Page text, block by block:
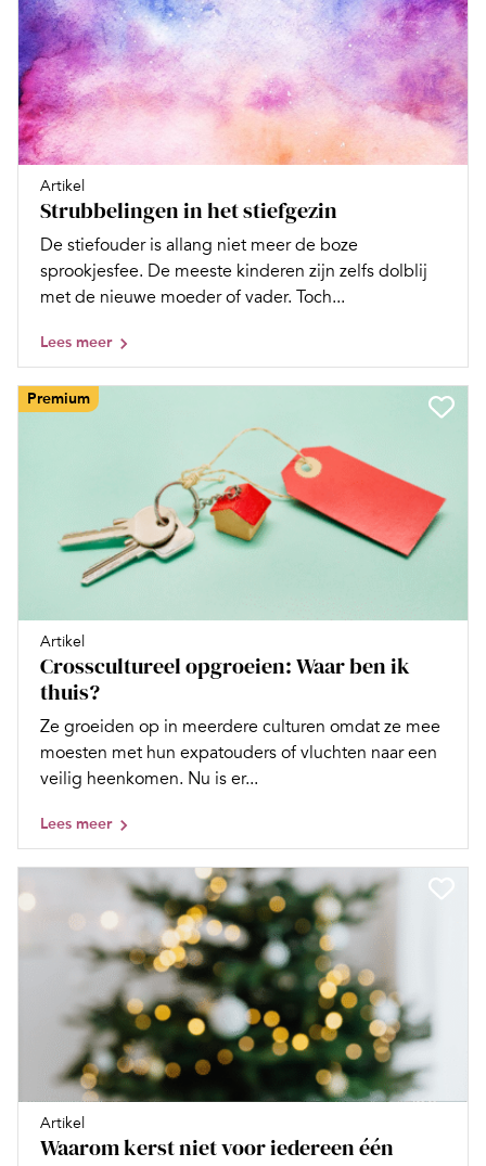
Artikel
Strubbelingen in het stiefgezin
De stiefouder is allang niet meer de boze
sprookjesfee. De meeste kinderen zijn zelfs dolblij
met de nieuwe moeder of vader. Toch...
Lees meer
Premium
Artikel
Crosscultureel opgroeien: Waar ben ik
thuis?
Ze groeiden op in meerdere culturen omdat ze mee
moesten met hun expatouders of vluchten naar een
veilig heenkomen. Nu is er...
Lees meer
Artikel
Waarom kerst niet voor iedereen één